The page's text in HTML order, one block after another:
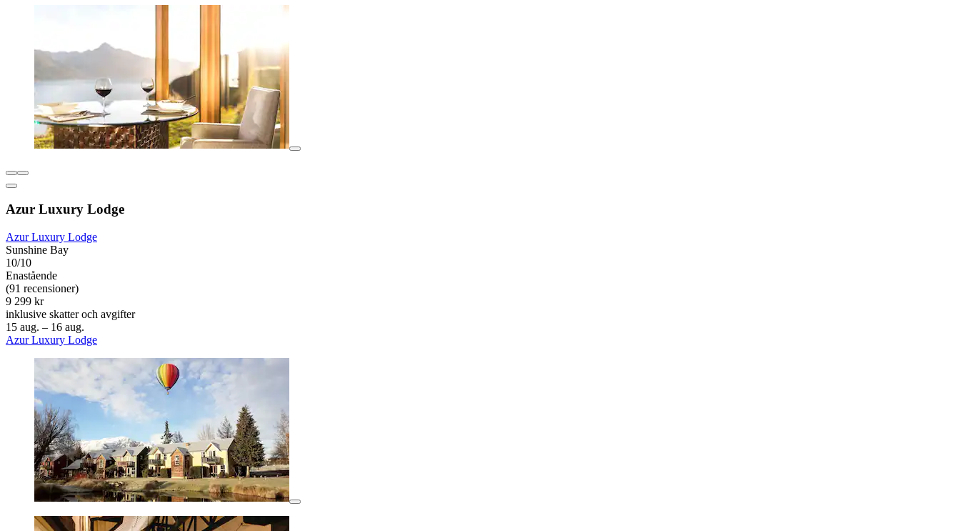
Azur Luxury Lodge
Azur Luxury Lodge
Sunshine Bay
10/10
Enastående
(91 recensioner)
9 299 kr
inklusive skatter och avgifter
15 aug. – 16 aug.
Azur Luxury Lodge